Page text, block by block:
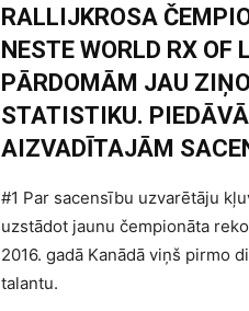
RALLIJKROSA
NESTE WORLD RX
PĀRDOMĀM JAU
STATISTIKU.
AIZVADĪTAJĀM
#1 Par sacensību uzvarētāju
uzstādot jaunu čempionāta
2016. gadā Kanādā viņš pirmo
talantu.